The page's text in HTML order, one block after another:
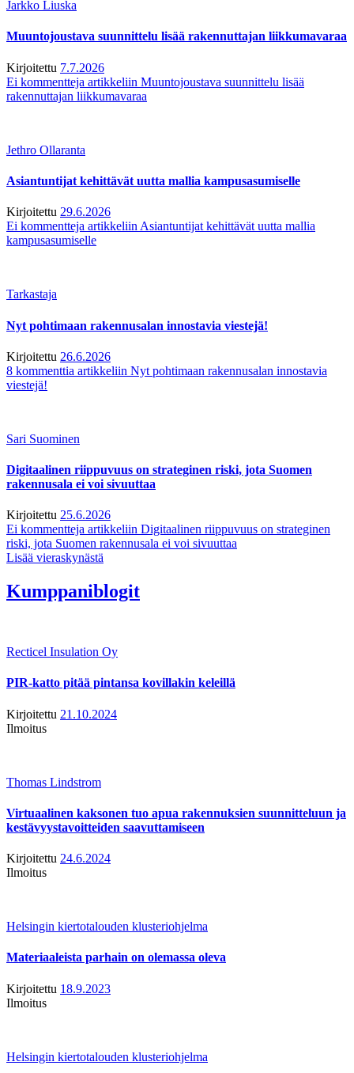
Jarkko Liuska
Muuntojoustava suunnittelu lisää rakennuttajan liikkumavaraa
Kirjoitettu 7.7.2026
Ei kommentteja artikkeliin Muuntojoustava suunnittelu lisää
rakennuttajan liikkumavaraa
Jethro Ollaranta
Asiantuntijat kehittävät uutta mallia kampusasumiselle
Kirjoitettu 29.6.2026
Ei kommentteja artikkeliin Asiantuntijat kehittävät uutta mallia
kampusasumiselle
Tarkastaja
Nyt pohtimaan rakennusalan innostavia viestejä!
Kirjoitettu 26.6.2026
8 kommenttia artikkeliin Nyt pohtimaan rakennusalan innostavia
viestejä!
Sari Suominen
Digitaalinen riippuvuus on strateginen riski, jota Suomen
rakennusala ei voi sivuuttaa
Kirjoitettu 25.6.2026
Ei kommentteja artikkeliin Digitaalinen riippuvuus on strateginen
riski, jota Suomen rakennusala ei voi sivuuttaa
Lisää vieraskynästä
Kumppaniblogit
Recticel Insulation Oy
PIR-katto pitää pintansa kovillakin keleillä
Kirjoitettu 21.10.2024
Ilmoitus
Thomas Lindstrom
Virtuaalinen kaksonen tuo apua rakennuksien suunnitteluun ja
kestävyystavoitteiden saavuttamiseen
Kirjoitettu 24.6.2024
Ilmoitus
Helsingin kiertotalouden klusteriohjelma
Materiaaleista parhain on olemassa oleva
Kirjoitettu 18.9.2023
Ilmoitus
Helsingin kiertotalouden klusteriohjelma